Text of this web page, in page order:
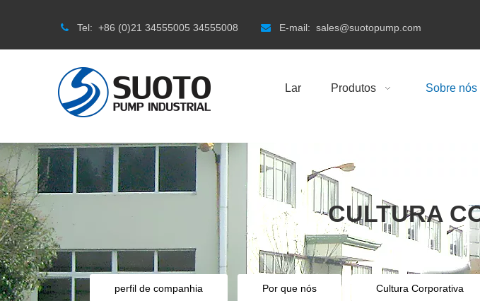
 Tel: +86 (0)21 34555005 34555008  E-mail: sales@suotopump.com
Lar Produtos Sobre nós
CULTURA
perfil de companhia Por que nós Cultura Corporativa